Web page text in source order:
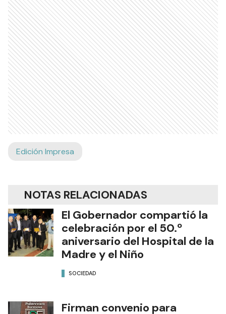
Edición Impresa
NOTAS RELACIONADAS
El Gobernador compartió la
celebración por el 50.º
aniversario del Hospital de la
Madre y el Niño
SOCIEDAD
Firman convenio para